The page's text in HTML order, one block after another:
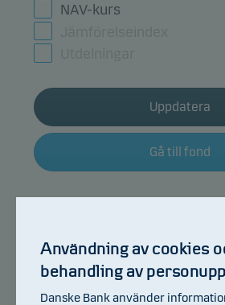
NAV-kurs
Uppdatera
Gå till fond
107
Användning av cookies
behandling av
Danske Bank använder